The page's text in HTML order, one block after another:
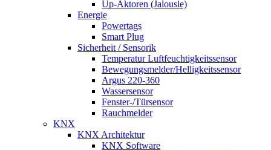
Up-Aktoren (Jalousie)
Energie
Powertags
Smart Plug
Sicherheit / Sensorik
Temperatur Luftfeuchtigkeitssensor
Bewegungsmelder/Helligkeitssensor
Argus 220-360
Wassersensor
Fenster-/Türsensor
Rauchmelder
KNX
KNX Architektur
KNX Software